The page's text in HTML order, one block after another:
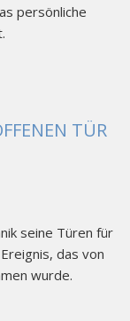
persönliche
TÜR
seine Türen für
das von
wurde.